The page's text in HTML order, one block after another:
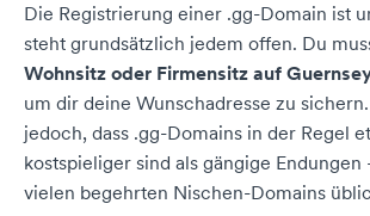
Die Registrierung einer .gg-Domain ist
steht grundsätzlich jedem offen. Du
Wohnsitz oder Firmensitz auf
um dir deine Wunschadresse zu
jedoch, dass .gg-Domains in der Regel
kostspieliger sind als gängige Endungen
vielen begehrten Nischen-Domains